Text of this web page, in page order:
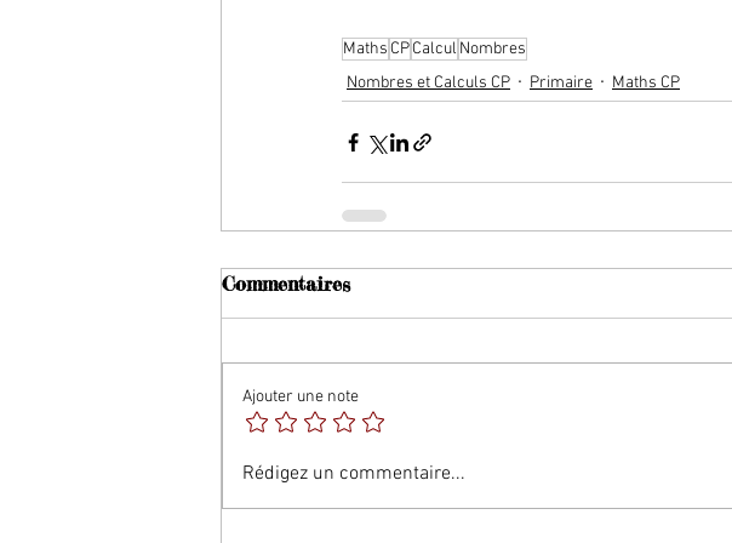
Maths CPCalcul Nombres
Nombres et Calculs CP
Primaire Maths CP
Commentaires
Ajouter une note
Rédigez un commentaire...